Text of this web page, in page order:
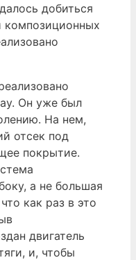
добиться
композиционных
Он уже был
На нем,
отсек под
покрытие.
а не большая
как раз в это
двигатель
и, чтобы